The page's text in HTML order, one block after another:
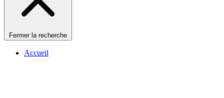
Fermer la recherche
Accueil